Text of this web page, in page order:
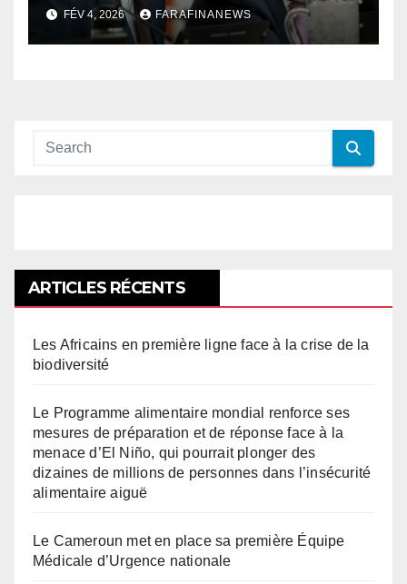
FÉV 4, 2026 FARAFINANEWS
ARTICLES RÉCENTS
Les Africains en première ligne face à la crise de la
biodiversité
Le Programme alimentaire mondial renforce ses
mesures de préparation et de réponse face à la
menace d’El Niño, qui pourrait plonger des
dizaines de millions de personnes dans l’insécurité
alimentaire aiguë
Le Cameroun met en place sa première Équipe
Médicale d’Urgence nationale